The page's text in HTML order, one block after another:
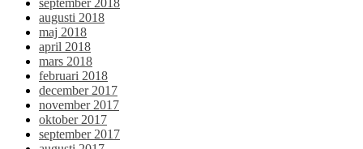
augusti 2018
maj 2018
april 2018
mars 2018
februari 2018
december 2017
november 2017
oktober 2017
september 2017